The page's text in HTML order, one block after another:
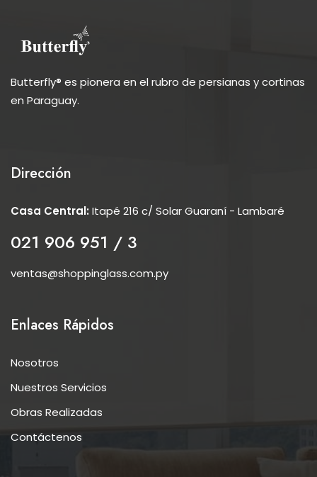
Butterfly® es pionera en el rubro de persianas y cortinas
en Paraguay.
Dirección
Casa Central: Itapé 216 c/ Solar Guaraní - Lambaré
021 906 951 / 3
ventas@shoppinglass.com.py
Enlaces Rápidos
Nosotros
Nuestros Servicios
Obras Realizadas
Contáctenos